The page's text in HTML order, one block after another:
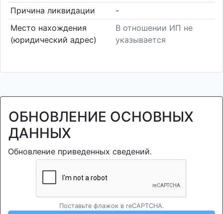
Причина ликвидации
-
Место нахождения
(юридический адрес)
В отношении ИП не
указывается
ОБНОВЛЕНИЕ ОСНОВНЫХ
ДАННЫХ
Обновление приведенных сведений.
Поставьте флажок в reCAPTCHA.